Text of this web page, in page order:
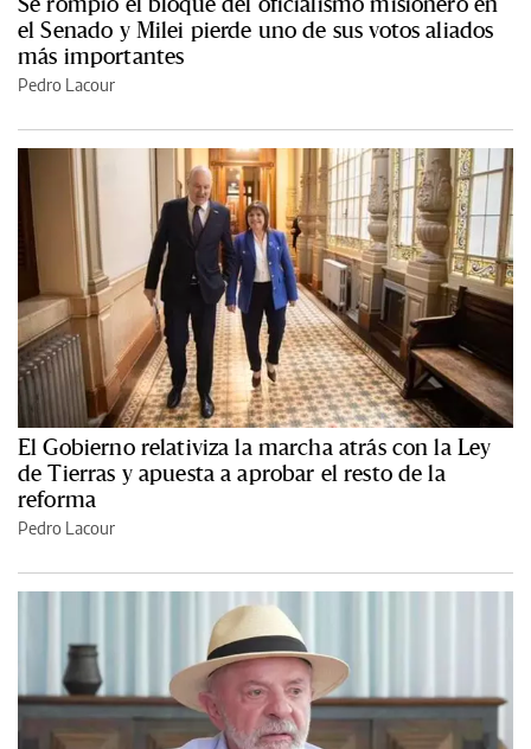
el Senado y Milei pierde uno de sus votos aliados
más importantes
Pedro Lacour
El Gobierno relativiza la marcha atrás con la Ley
de Tierras y apuesta a aprobar el resto de la
reforma
Pedro Lacour